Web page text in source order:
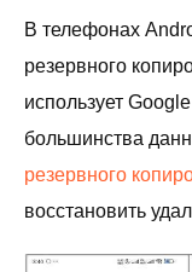
В телефонах
резервного
использует
большинства
резервного
восстановить